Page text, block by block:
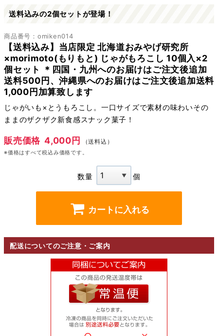
送料込みの2個セットが登場！
商品番号：omiken014
【送料込み】当店限定 北海道おみやげ研究所
×morimoto(もりもと) じゃがもろこし 10個入×2
個セット ＊四国・九州へのお届けはご注文後追加
送料500円、沖縄県へのお届けはご注文後追加送料
1,000円加算致します
じゃがいも×とうもろこし。一口サイズで素材の味わいその
ままのザクザク新食感スナック菓子！
販売価格 4,000円 （送料込）
※価格はすべて税込み価格です。
数量 個
カートに入れる
配送についてのご注意・ご案内